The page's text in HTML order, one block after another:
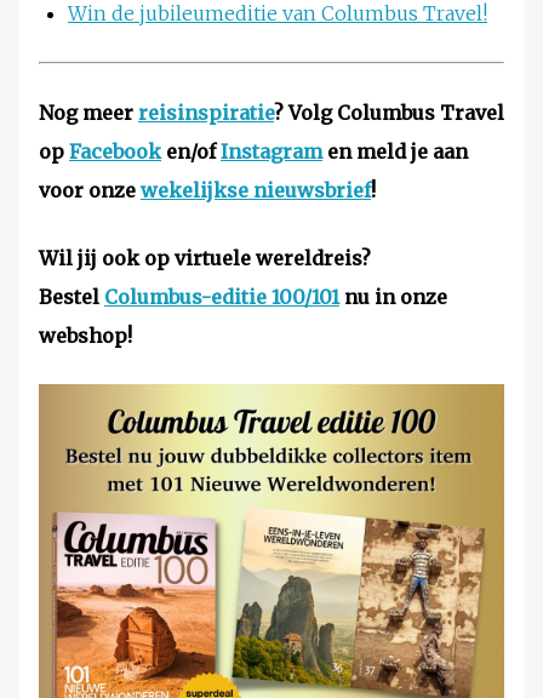
Win de jubileumeditie van Columbus Travel!
Nog meer reisinspiratie? Volg Columbus Travel
op Facebooken/ofInstagramen meld je aan
voor onze wekelijkse nieuwsbrief!
Wil jij ook op virtuele wereldreis?
Bestel Columbus-editie 100/101nu in onze
webshop!